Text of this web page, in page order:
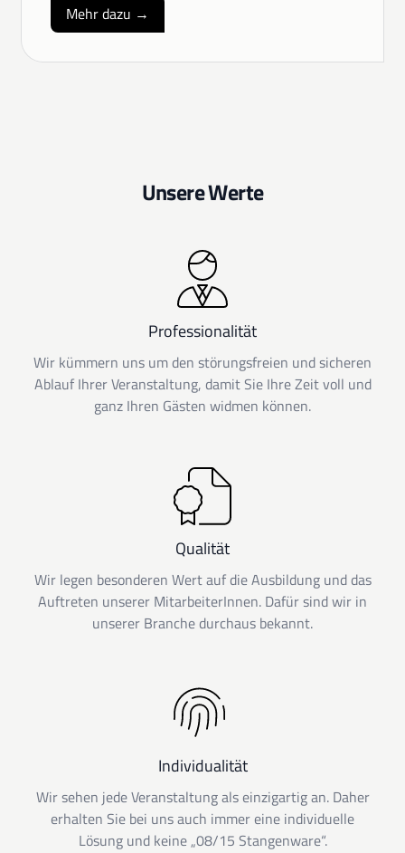
Mehr dazu →
Unsere Werte
Professionalität
Wir kümmern uns um den störungsfreien und sicheren
Ablauf Ihrer Veranstaltung, damit Sie Ihre Zeit voll und
ganz Ihren Gästen widmen können.
Qualität
Wir legen besonderen Wert auf die Ausbildung und das
Auftreten unserer MitarbeiterInnen. Dafür sind wir in
unserer Branche durchaus bekannt.
Individualität
Wir sehen jede Veranstaltung als einzigartig an. Daher
erhalten Sie bei uns auch immer eine individuelle
Lösung und keine „08/15 Stangenware“.